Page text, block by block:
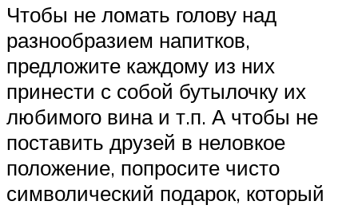
Чтобы не ломать голову над
разнообразием напитков,
предложите каждому из них
принести с собой бутылочку их
любимого вина и т.п. А чтобы не
поставить друзей в неловкое
положение, попросите чисто
символический подарок, который